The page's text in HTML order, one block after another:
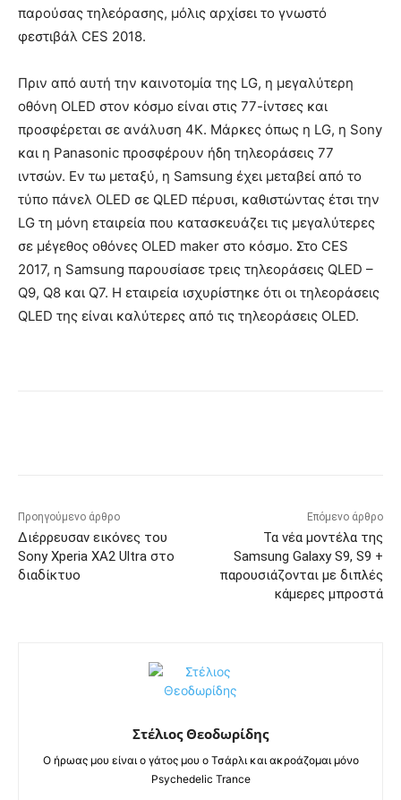
παρούσας τηλεόρασης, μόλις αρχίσει το γνωστό
φεστιβάλ CES 2018.
Πριν από αυτή την καινοτομία της LG, η μεγαλύτερη
οθόνη OLED στον κόσμο είναι στις 77-ίντσες και
προσφέρεται σε ανάλυση 4K. Μάρκες όπως η LG, η Sony
και η Panasonic προσφέρουν ήδη τηλεοράσεις 77
ιντσών. Εν τω μεταξύ, η Samsung έχει μεταβεί από το
τύπο πάνελ OLED σε QLED πέρυσι, καθιστώντας έτσι την
LG τη μόνη εταιρεία που κατασκευάζει τις μεγαλύτερες
σε μέγεθος οθόνες OLED maker στο κόσμο. Στο CES
2017, η Samsung παρουσίασε τρεις τηλεοράσεις QLED –
Q9, Q8 και Q7. Η εταιρεία ισχυρίστηκε ότι οι τηλεοράσεις
QLED της είναι καλύτερες από τις τηλεοράσεις OLED.
Προηγούμενο άρθρο
Διέρρευσαν εικόνες του
Sony Xperia XA2 Ultra στο
διαδίκτυο
Επόμενο άρθρο
Τα νέα μοντέλα της
Samsung Galaxy S9, S9 +
παρουσιάζονται με διπλές
κάμερες μπροστά
Στέλιος Θεοδωρίδης
Ο ήρωας μου είναι ο γάτος μου ο Τσάρλι και ακροάζομαι μόνο
Psychedelic Trance